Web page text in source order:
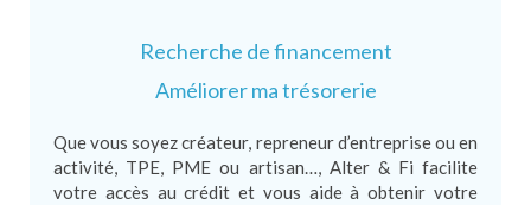
Recherche de financement
Améliorer ma trésorerie
Que vous soyez créateur, repreneur d’entreprise ou en
activité, TPE, PME ou artisan…, Alter & Fi facilite
votre accès au crédit et vous aide à obtenir votre